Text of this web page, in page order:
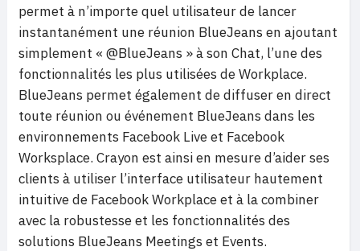
permet à n’importe quel utilisateur de lancer
instantanément une réunion BlueJeans en ajoutant
simplement « @BlueJeans » à son Chat, l’une des
fonctionnalités les plus utilisées de Workplace.
BlueJeans permet également de diffuser en direct
toute réunion ou événement BlueJeans dans les
environnements Facebook Live et Facebook
Worksplace. Crayon est ainsi en mesure d’aider ses
clients à utiliser l’interface utilisateur hautement
intuitive de Facebook Workplace et à la combiner
avec la robustesse et les fonctionnalités des
solutions BlueJeans Meetings et Events.